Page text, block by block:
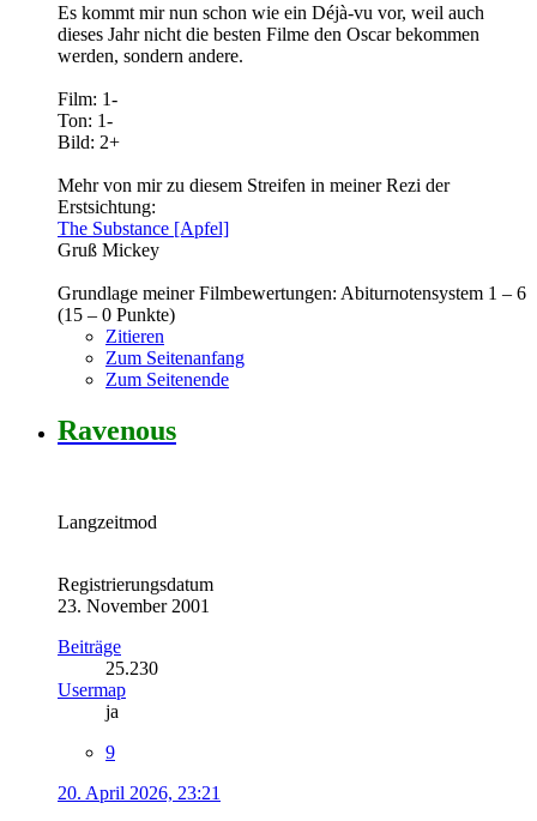
Es kommt mir nun schon wie ein Déjà-vu vor, weil auch
dieses Jahr nicht die besten Filme den Oscar bekommen
werden, sondern andere.
Film: 1-
Ton: 1-
Bild: 2+
Mehr von mir zu diesem Streifen in meiner Rezi der
Erstsichtung:
The Substance [Apfel]
Gruß Mickey
Grundlage meiner Filmbewertungen: Abiturnotensystem 1 – 6
(15 – 0 Punkte)
Zitieren
Zum Seitenanfang
Zum Seitenende
Ravenous
Langzeitmod
Registrierungsdatum
23. November 2001
Beiträge
25.230
Usermap
ja
9
20. April 2026, 23:21